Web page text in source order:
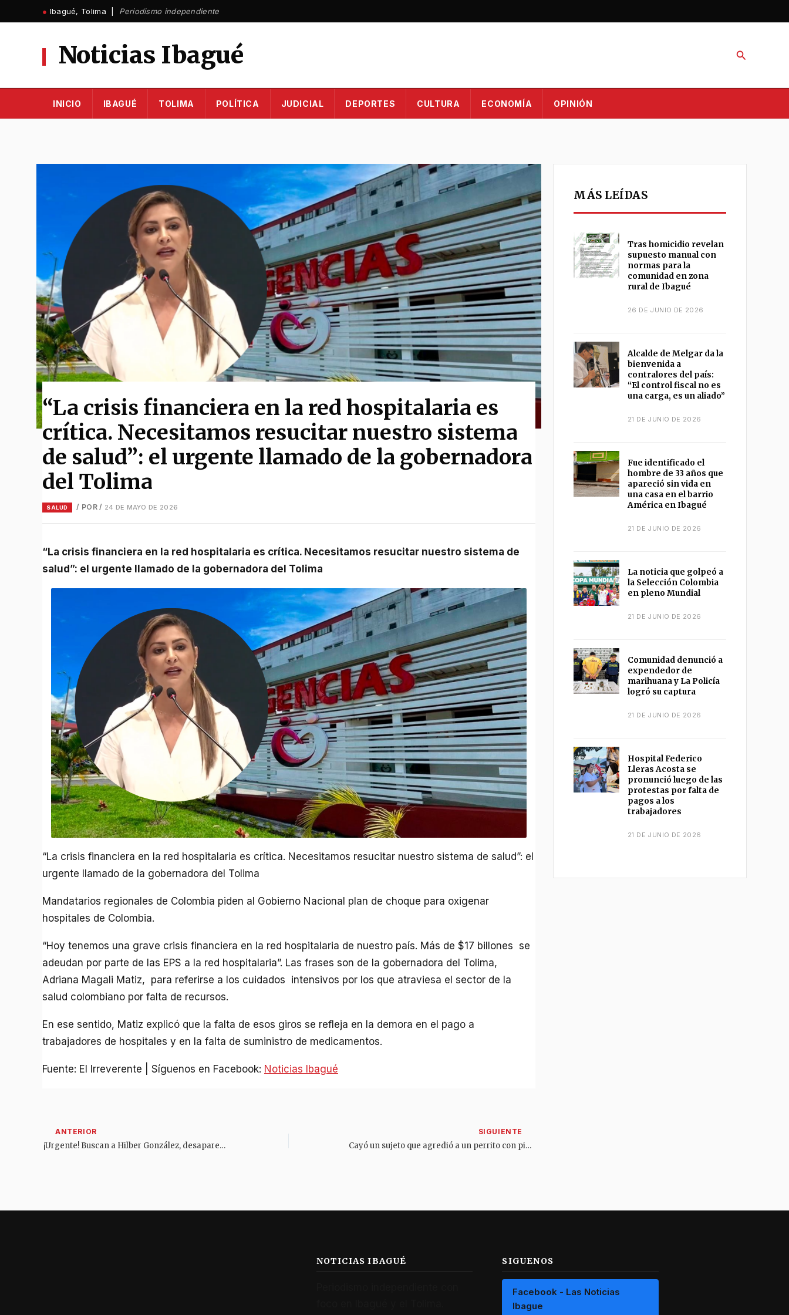
al
● Ibagué, Tolima | Periodismo independiente
Noticias Ibagué Buscar
INICIO IBAGUÉ TOLIMA POLÍTICA JUDICIAL DEPORTES CULTURA ECONOMÍA OPINIÓN
“La crisis financiera en la red hospitalaria es
crítica. Necesitamos resucitar nuestro sistema
de salud”: el urgente llamado de la gobernadora
del Tolima
SALUD / POR/ 24 DE MAYO DE 2026
“La crisis financiera en la red hospitalaria es crítica. Necesitamos resucitar nuestro sistema de
salud”: el urgente llamado de la gobernadora del Tolima
“La crisis financiera en la red hospitalaria es crítica. Necesitamos resucitar nuestro sistema de salud”: el
urgente llamado de la gobernadora del Tolima
Mandatarios regionales de Colombia piden al Gobierno Nacional plan de choque para oxigenar
hospitales de Colombia.
“Hoy tenemos una grave crisis financiera en la red hospitalaria de nuestro país. Más de $17 billones se
adeudan por parte de las EPS a la red hospitalaria”. Las frases son de la gobernadora del Tolima,
Adriana Magali Matiz, para referirse a los cuidados intensivos por los que atraviesa el sector de la
salud colombiano por falta de recursos.
En ese sentido, Matiz explicó que la falta de esos giros se refleja en la demora en el pago a
trabajadores de hospitales y en la falta de suministro de medicamentos.
Fuente: El Irreverente | Síguenos en Facebook: Noticias Ibagué
¡Urgente! Buscan a Hilber González, desaparecido en Ibagué cuando viajaba hacia Barranquilla Cayó un sujeto que agredió a un perrito con pico de botella en el Tolima
MÁS LEÍDAS
Tras homicidio revelan
supuesto manual con
normas para la
comunidad en zona
rural de Ibagué
26 DE JUNIO DE 2026
Alcalde de Melgar da la
bienvenida a
contralores del país:
“El control fiscal no es
una carga, es un aliado”
21 DE JUNIO DE 2026
Fue identificado el
hombre de 33 años que
apareció sin vida en
una casa en el barrio
América en Ibagué
21 DE JUNIO DE 2026
La noticia que golpeó a
la Selección Colombia
en pleno Mundial
21 DE JUNIO DE 2026
Comunidad denunció a
expendedor de
marihuana y La Policía
logró su captura
21 DE JUNIO DE 2026
Hospital Federico
Lleras Acosta se
pronunció luego de las
protestas por falta de
pagos a los
trabajadores
21 DE JUNIO DE 2026
NOTICIAS IBAGUÉ SIGUENOS
Facebook - Las Noticias
Ibague